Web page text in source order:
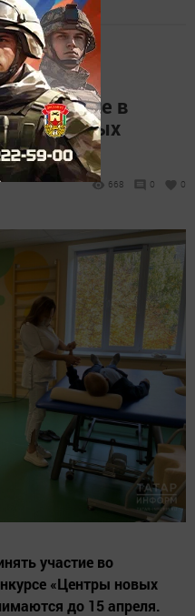
участие в
668 0 0
участие во
«Центры новых
до 15 апреля.